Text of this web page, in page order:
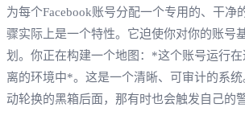
为每个Facebook账号分配一个专用的、干净
骤实际上是一个特性。它迫使你对你的账号
划。你正在构建一个地图：*这个账号运行
离的环境中*。这是一个清晰、可审计的系
动轮换的黑箱后面，那有时也会触发自己的警